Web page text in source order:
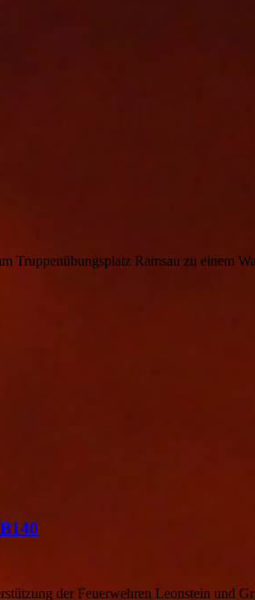
Truppenübungsplatz Ramsau zu einem
der Feuerwehren Leonstein und